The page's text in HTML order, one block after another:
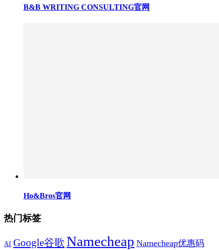
B&B WRITING CONSULTING官网
Ho&Bros官网
热门标签
AI Google谷歌 Namecheap Namecheap优惠码